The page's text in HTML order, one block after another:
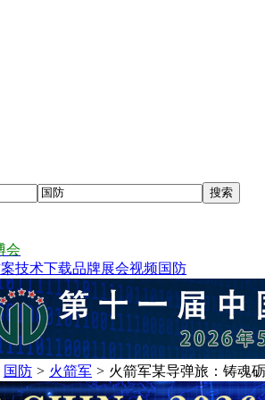
会
技术下载品牌展会视频国防
国防 > 火箭军 > 火箭军某导弹旅：铸魂